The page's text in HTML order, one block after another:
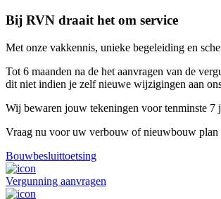
Bij RVN draait het om service
Met onze vakkennis, unieke begeleiding en
Tot 6 maanden na de het aanvragen van de
dit niet indien je zelf nieuwe wijzigingen aan
Wij bewaren jouw tekeningen voor tenminste 7
Vraag nu voor uw verbouw of nieuwbouw plan
Bouwbesluittoetsing
Vergunning aanvragen